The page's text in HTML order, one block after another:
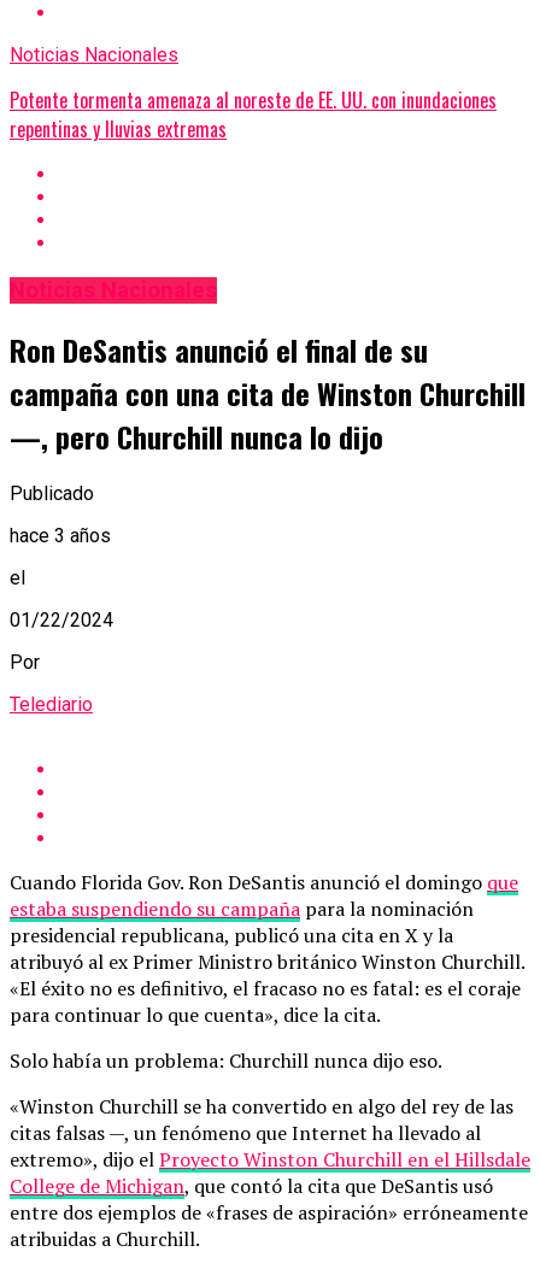
Noticias Nacionales
Potente tormenta amenaza al noreste de EE. UU. con inundaciones
repentinas y lluvias extremas
Noticias Nacionales
Ron DeSantis anunció el final de su
campaña con una cita de Winston Churchill
—, pero Churchill nunca lo dijo
Publicado
hace 3 años
el
01/22/2024
Por
Telediario
Cuando Florida Gov. Ron DeSantis anunció el domingo que
estaba suspendiendo su campaña para la nominación
presidencial republicana, publicó una cita en X y la
atribuyó al ex Primer Ministro británico Winston Churchill.
«El éxito no es definitivo, el fracaso no es fatal: es el coraje
para continuar lo que cuenta», dice la cita.
Solo había un problema: Churchill nunca dijo eso.
«Winston Churchill se ha convertido en algo del rey de las
citas falsas —, un fenómeno que Internet ha llevado al
extremo», dijo elProyecto Winston Churchill en el Hillsdale
College de Michigan, que contó la cita que DeSantis usó
entre dos ejemplos de «frases de aspiración» erróneamente
atribuidas a Churchill.